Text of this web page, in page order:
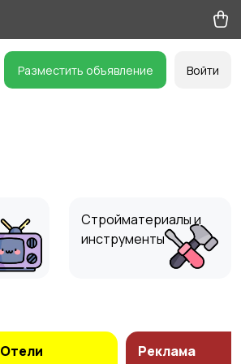
Разместить объявление Войти
Стройматериалы и
инструменты
Отели Реклама